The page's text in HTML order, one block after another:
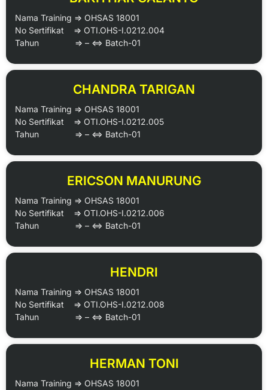
Nama Training => OHSAS 18001
No Sertifikat => OTI.OHS-I.0212.004
Tahun => – <=> Batch-01
CHANDRA TARIGAN
Nama Training => OHSAS 18001
No Sertifikat => OTI.OHS-I.0212.005
Tahun => – <=> Batch-01
ERICSON MANURUNG
Nama Training => OHSAS 18001
No Sertifikat => OTI.OHS-I.0212.006
Tahun => – <=> Batch-01
HENDRI
Nama Training => OHSAS 18001
No Sertifikat => OTI.OHS-I.0212.008
Tahun => – <=> Batch-01
HERMAN TONI
Nama Training => OHSAS 18001